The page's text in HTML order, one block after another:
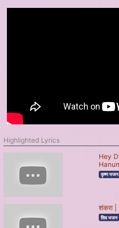
Highlighted Lyrics
Hey
कृष्ण
शंकरा
शिव